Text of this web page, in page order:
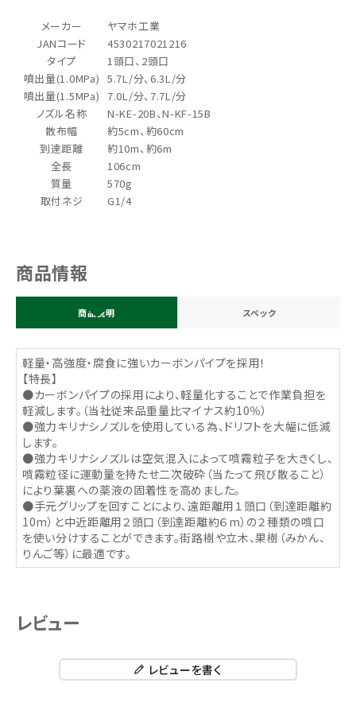
メーカー
ヤマホ工業
JANコード
4530217021216
タイプ
1頭口、2頭口
噴出量(1.0MPa) 5.7L/分、6.3L/分
噴出量(1.5MPa)
7.0L/分、7.7L/分
ノズル名称
N-KE-20B、N-KF-15B
散布幅
約5cm、約60cm
到達距離
約10m、約6m
全長
106cm
質量
570g
取付ネジ
G1/4
商品情報
商品説明 スペック
軽量・高強度・腐食に強いカーボンパイプを採用！
【特長】
●カーボンパイプの採用により、軽量化することで作業負担を
軽減します。（当社従来品重量比マイナス約10％）
●強力キリナシノズルを使用している為、ドリフトを大幅に低減
します。
●強力キリナシノズルは空気混入によって噴霧粒子を大きくし、
噴霧粒径に運動量を持たせ二次破砕（当たって飛び散ること）
により葉裏への薬液の固着性を高めました。
●手元グリップを回すことにより、遠距離用１頭口（到達距離約
10m）と中近距離用２頭口（到達距離約６m）の２種類の噴口
を使い分けすることができます。街路樹や立木、果樹（みかん、
りんご等）に最適です。
レビュー
レビューを書く